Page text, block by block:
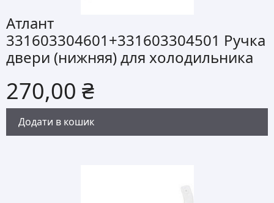
Атлант
331603304601+331603304501 Ручка
двери (нижняя) для холодильника
270,00 ₴
Додати в кошик